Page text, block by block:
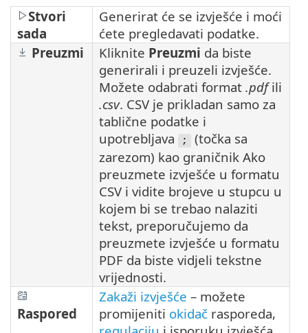
Stvori
sada
Generirat će se izvješće i moći
ćete pregledavati podatke.
Preuzmi
Kliknite Preuzmi da biste
generirali i preuzeli izvješće.
Možete odabrati format .pdfili
.csv. CSV je prikladan samo za
tablične podatke i
upotrebljava
;
(točka sa
zarezom) kao graničnik Ako
preuzmete izvješće u formatu
CSV i vidite brojeve u stupcu u
kojem bi se trebao nalaziti
tekst, preporučujemo da
preuzmete izvješće u formatu
PDF da biste vidjeli tekstne
vrijednosti.
Raspored
Zakaži izvješće – možete
promijeniti okidač rasporeda,